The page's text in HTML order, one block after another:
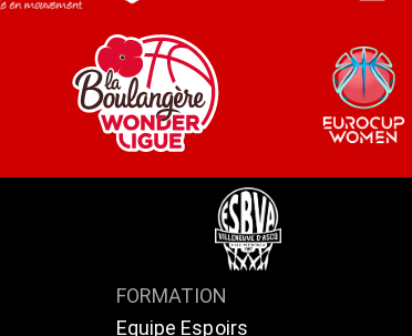
FORMATION
Equipe Espoirs